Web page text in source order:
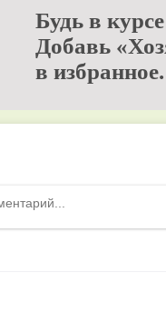
Будь в
Добавь
в избранное.